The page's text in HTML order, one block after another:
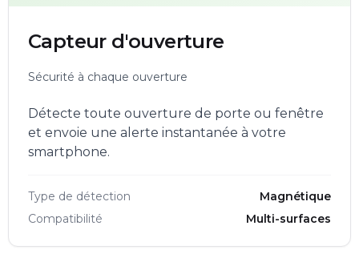
Capteur d'ouverture
Sécurité à chaque ouverture
Détecte toute ouverture de porte ou fenêtre
et envoie une alerte instantanée à votre
smartphone.
Type de détection
Magnétique
Compatibilité
Multi-surfaces